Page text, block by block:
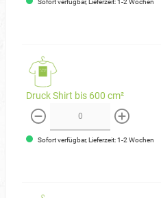
Druck Shirt bis 600 cm²
weniger mehr
Sofort verfügbar, Lieferzeit: 1-2 Wochen